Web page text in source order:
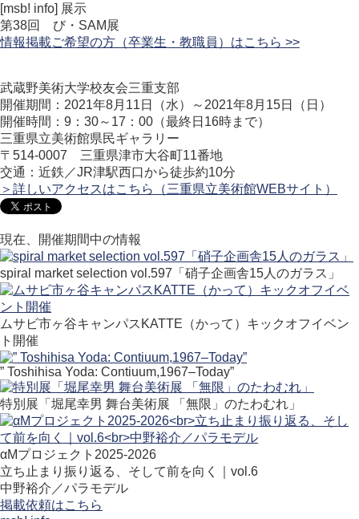
[msb! info] 展示
第38回 び・SAM展
情報掲載ご希望の方（卒業生・教職員）はこちら >>
武蔵野美術大学校友会三重支部
開催期間：2021年8月11日（水）～2021年8月15日（日）
開催時間：9：30～17：00（最終日16時まで）
三重県立美術館県民ギャラリー
〒 514-0007 三重県津市大谷町11番地
交通：近鉄／JR津駅西口から徒歩約10分
＞詳しいアクセスはこちら（三重県立美術館WEBサイト）
現在、開催期間中の情報
spiral market selection vol.597「硝子企画舎15人のガラス」
ムサビ市ヶ谷キャンパスKATTE（かって）キックオフイベン
ト開催
” Toshihisa Yoda: Contiuum,1967–Today”
特別展「堀尾幸男 舞台美術展 「無限」のたわむれ」
αMプロジェクト2025-2026
立ち止まり振り返る、そして前を向く｜vol.6
中野裕介／パラモデル
掲載依頼はこちら